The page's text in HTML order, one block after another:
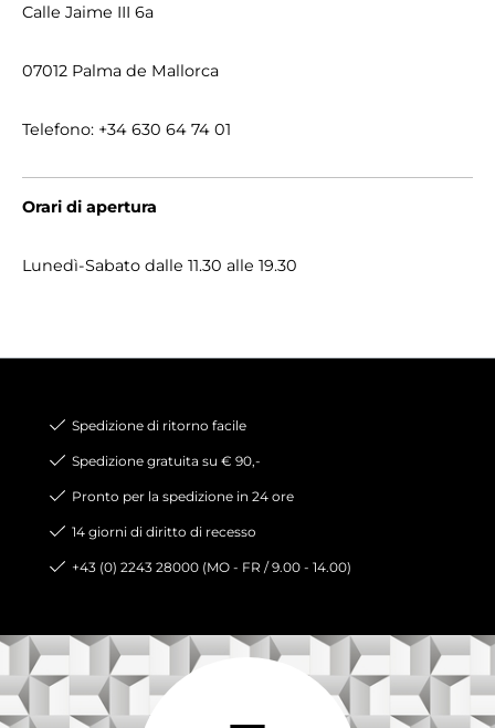
Calle Jaime III 6a
07012 Palma de Mallorca
Telefono: +34 630 64 74 01
Orari di apertura
Lunedì-Sabato dalle 11.30 alle 19.30
Spedizione di ritorno facile
Spedizione gratuita su € 90,-
Pronto per la spedizione in 24 ore
14 giorni di diritto di recesso
+43 (0) 2243 28000 (MO - FR / 9.00 - 14.00)